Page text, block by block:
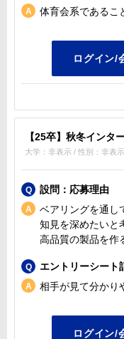
体育会系であるこ
【25卒】秋冬インタ
大学：非表示 / 性別：非表
設問：応募理由
ベアリングを通し
知見を深めたいと
高品質の製品を作
エントリーシート
相手が見て分かり